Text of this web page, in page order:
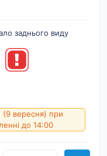
заднього виду
(9 вересня) при
до 14:00